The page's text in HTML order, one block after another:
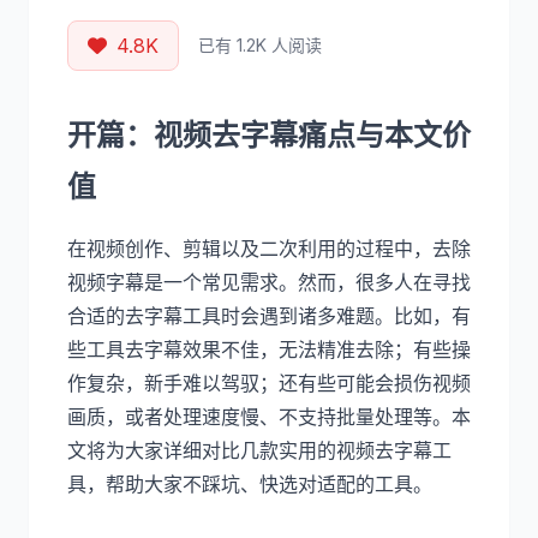
4.8K 已有 1.2K 人阅读
开篇：视频去字幕痛点与本文价
值
在视频创作、剪辑以及二次利用的过程中，去除
视频字幕是一个常见需求。然而，很多人在寻找
合适的去字幕工具时会遇到诸多难题。比如，有
些工具去字幕效果不佳，无法精准去除；有些操
作复杂，新手难以驾驭；还有些可能会损伤视频
画质，或者处理速度慢、不支持批量处理等。本
文将为大家详细对比几款实用的视频去字幕工
具，帮助大家不踩坑、快选对适配的工具。